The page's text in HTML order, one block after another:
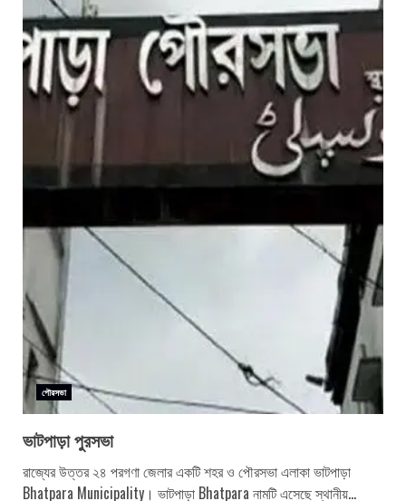
পৌরসভা
ভাটপাড়া পুরসভা
রাজ্যের উত্তর ২৪ পরগণা জেলার একটি শহর ও পৌরসভা এলাকা ভাটপাড়া
Bhatpara Municipality। ভাটপাড়া Bhatpara নামটি এসেছে স্থানীয়...